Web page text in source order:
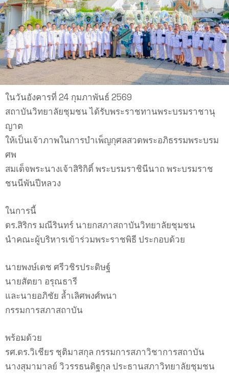
ในวันอังคารที่ 24 กุมภาพันธ์ 2569
สถาบันวิทยาลัยชุมชน ได้รับพระราชทานพระบรมราชานุ
ญาต
ให้เป็นเจ้าภาพในการบำเพ็ญกุศลสวดพระอภิธรรมพระบรม
ศพ
สมเด็จพระนางเจ้าสิริกิติ์ พระบรมราชินีนาถ พระบรมราช
ชนนีพันปีหลวง
ในการนี้
ดร.สิริกร มณีรินทร์ นายกสภาสถาบันวิทยาลัยชุมชน
นำคณะผู้บริหารเข้าร่วมพระราชพิธี ประกอบด้วย
นายพงษ์เดช ศรีวชิรประดิษฐ์
นายสัตยา อรุณธารี
และนายอภิชัย ล้ำเลิศพงศ์พนา
กรรมการสภาสถาบัน
พร้อมด้วย
รศ.ดร.วิเชียร ชุติมาสกุล กรรมการสภาวิชาการสถาบัน
นางสุมามาลย์ วิวรรธนดิฐกุล ประธานสภาวิทยาลัยชุมชน